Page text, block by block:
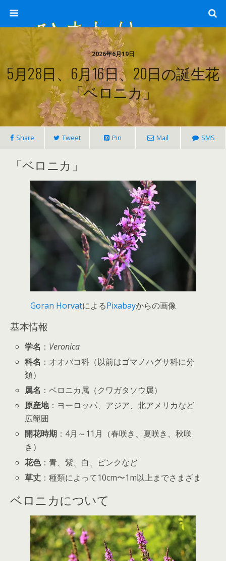
ひまわり畑 sunflower-field
2026年6月19日
5月28日、6月16日、20日の誕生花
「ベロニカ」
Share Tweet Pin Mail SMS
「ベロニカ」
Goran HorvatによるPixabayからの画像
基本情報
学名 ： Veronica
科名 ：オオバコ科（以前はゴマノハグサ科に分
類）
属名 ：ベロニカ属（クワガタソウ属）
原産地：ヨーロッパ、アジア、北アメリカなど
広範囲
開花時期 ：4月～11月（春咲き、夏咲き、秋咲
き）
花色：青、紫、白、ピンクなど
草丈 ：種類によって10cm〜1m以上までさまざま
ベロニカについて